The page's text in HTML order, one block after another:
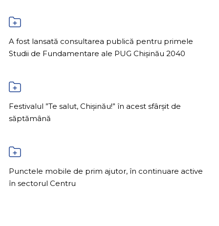
A fost lansată consultarea publică pentru primele
Studii de Fundamentare ale PUG Chișinău 2040
Festivalul ”Te salut, Chișinău!” în acest sfârșit de
săptămână
Punctele mobile de prim ajutor, în continuare active
în sectorul Centru